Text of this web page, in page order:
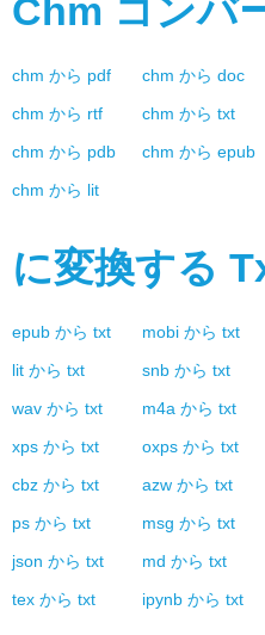
Chm コンバ
chm から pdf chm から doc
chm から rtf chm から txt
chm から pdb chm から epub
chm から lit
に変換する
epub から txt mobi から txt
lit から txt snb から txt
wav から txt m4a から txt
xps から txt oxps から txt
cbz から txt azw から txt
ps から txt msg から txt
json から txt md から txt
tex から txt ipynb から txt